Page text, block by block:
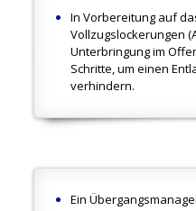
In Vorbereitung auf
Vollzugslockerungen
Unterbringung im
Schritte, um einen
verhindern.
Ein